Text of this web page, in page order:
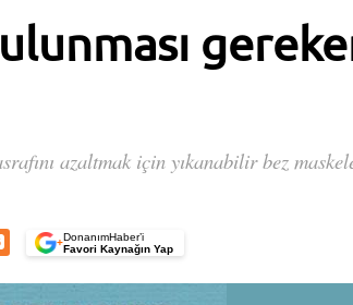
azaltmak için yıkanabilir bez
+DonanımHaber’i
Favori Kaynağın Yap